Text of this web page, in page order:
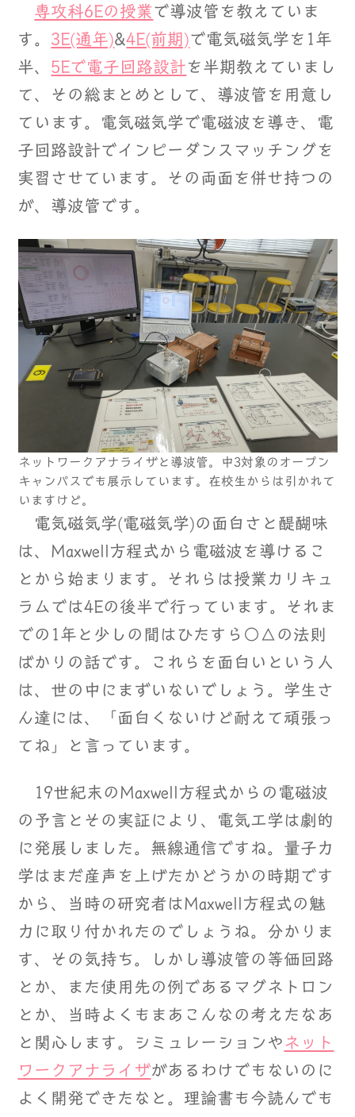
専攻科6Eの授業で導波管を教えていま
す。 3E(通年)&4E(前期)で電気磁気学を1年
半、 5Eで電子回路設計 を半期教えていまし
て、その総まとめとして、導波管を用意し
ています。電気磁気学で電磁波を導き、電
子回路設計でインピーダンスマッチングを
実習させています。その両面を併せ持つの
が、導波管です。
ネットワークアナライザと導波管。中3対象のオープン
キャンパスでも展示しています。在校生からは引かれて
いますけど。
電気磁気学(電磁気学)の面白さと醍醐味
は、Maxwell方程式から電磁波を導けるこ
とから始まります。それらは授業カリキュ
ラムでは4Eの後半で行っています。それま
での1年と少しの間はひたすら○△の法則
ばかりの話です。これらを面白いという人
は、世の中にまずいないでしょう。学生さ
ん達には、「面白くないけど耐えて頑張っ
てね」と言っています。
19世紀末のMaxwell方程式からの電磁波
の予言とその実証により、電気工学は劇的
に発展しました。無線通信ですね。量子力
学はまだ産声を上げたかどうかの時期です
から、当時の研究者はMaxwell方程式の魅
力に取り付かれたのでしょうね。分かりま
す、その気持ち。しかし導波管の等価回路
とか、また使用先の例であるマグネトロン
とか、当時よくもまあこんなの考えたなあ
と関心します。シミュレーションや ネット
ワークアナライザがあるわけでもないのに
よく開発できたなと。理論書も今読んでも